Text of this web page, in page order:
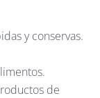
y conservas.
de